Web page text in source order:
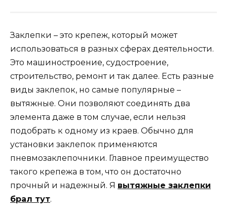
Заклепки – это крепеж, который может
использоваться в разных сферах деятельности.
Это машиностроение, судостроение,
строительство, ремонт и так далее. Есть разные
виды заклепок, но самые популярные –
вытяжные. Они позволяют соединять два
элемента даже в том случае, если нельзя
подобрать к одному из краев. Обычно для
установки заклепок применяются
пневмозаклепочники. Главное преимущество
такого крепежа в том, что он достаточно
прочный и надежный. Я вытяжные заклепки
брал тут.